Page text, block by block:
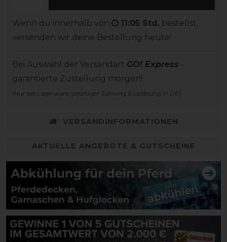
Wenn du innerhalb von 11:05 Std. bestellst,
versenden wir deine Bestellung heute!
Bei Auswahl der Versandart GO! Express -
garantierte Zustellung morgen!
(Nur bei Lagerware, sofortiger Zahlung & Lieferung in DE)
VERSANDINFORMATIONEN
AKTUELLE ANGEBOTE & GUTSCHEINE